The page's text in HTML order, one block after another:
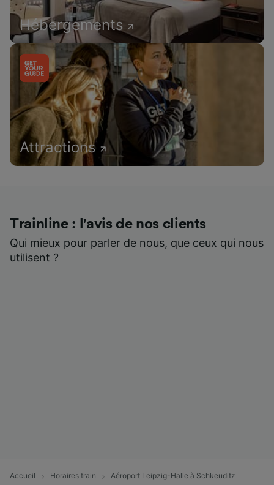
Hébergements
Attractions
Trainline : l'avis de nos clients
Qui mieux pour parler de nous, que ceux qui nous
utilisent ?
Accueil Horaires train Aéroport Leipzig-Halle à Schkeuditz